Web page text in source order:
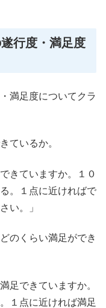
行度・満足度
満足度についてクラ
ているか。
きていますか。１０
。１点に近ければで
い。」
のくらい満足ができ
足できていますか。
１点に近ければ満足